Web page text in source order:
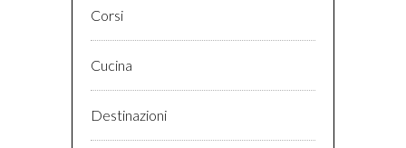
Corsi
Cucina
Destinazioni